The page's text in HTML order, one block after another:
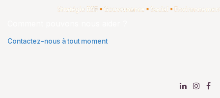
Contactez-nous à tout moment